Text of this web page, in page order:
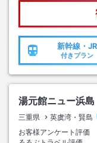
新幹線・JR
付きプラン
湯元館ニュー浜
三重県 英虞湾・賢島
お客様アンケート評価